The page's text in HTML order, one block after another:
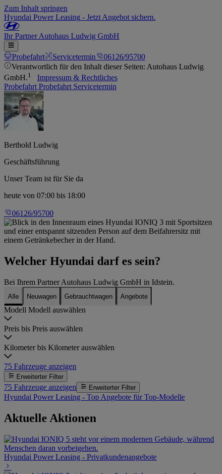
Zum Inhalt springen
Hyundai Power Leasing - Jetzt Angebot sichern.
IhrPartnerAutohaus Ludwig GmbH
Probefahrt Servicetermin
06126/95700
Verantwortlich für den Inhalt dieser Seiten: Autohaus Ludwig
GmbH.1
Impressum & Rechtliches
Probefahrt Probefahrt Servicetermin
Berthold Ludwig
Geschäftsführung
Unser Team ist für Sie da
heute von 07:00 bis 18:00
06126/95700
Welcher Hyundai darf es sein?
Bei Ihrem Partner Autohaus Ludwig GmbH in Idstein.
Alle Neuwagen Gebrauchtwagen Angebote
Modell Modell auswählen
Preis bis Preis auswählen
Kilometer bis Kilometer auswählen
75 Fahrzeuge anzeigen
Erweiterter Filter
75 Fahrzeuge anzeigen Erweiterter Filter
Hyundai Power Leasing - Top Angebote für Top-Modelle
Aktuelle Aktionen
Hyundai Power Leasing - Privatkundenangebote